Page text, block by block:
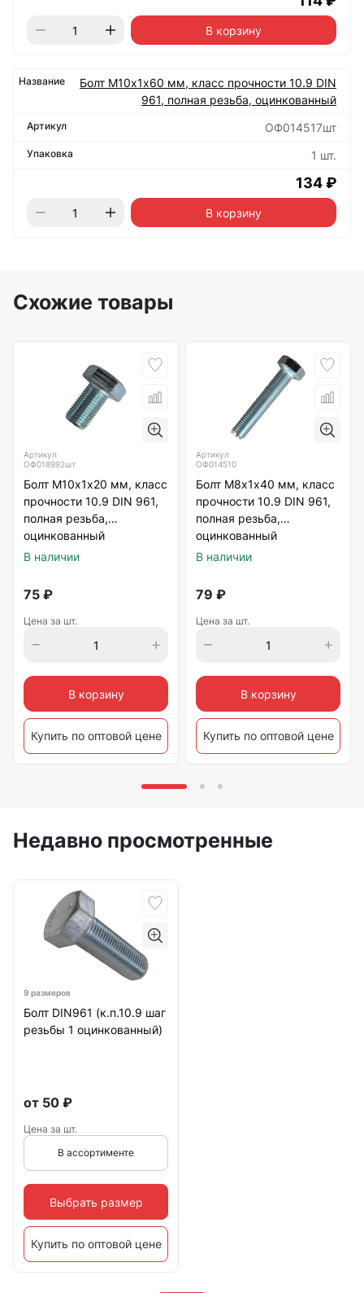
В корзину
Болт М10х1х60 мм, класс прочности 10.9 DIN
961, полная резьба, оцинкованный
ОФ014517шт
1 шт.
134 ₽
В корзину
Схожие товары
Артикул
ОФ018992шт
Болт М10х1х20 мм, класс
прочности 10.9 DIN 961,
полная резьба,
оцинкованный
В наличии
75 ₽
Цена за шт.
В корзину
Купить по оптовой цене
Артикул
ОФ014510
Болт М8х1х40 мм, класс
прочности 10.9 DIN 961,
полная резьба,
оцинкованный
В наличии
79 ₽
Цена за шт.
В корзину
Купить по оптовой цене
Недавно просмотренные
9 размеров
Болт DIN961 (к.п.10.9 шаг
резьбы 1 оцинкованный)
от 50 ₽
Цена за шт.
В ассортименте
Выбрать размер
Купить по оптовой цене